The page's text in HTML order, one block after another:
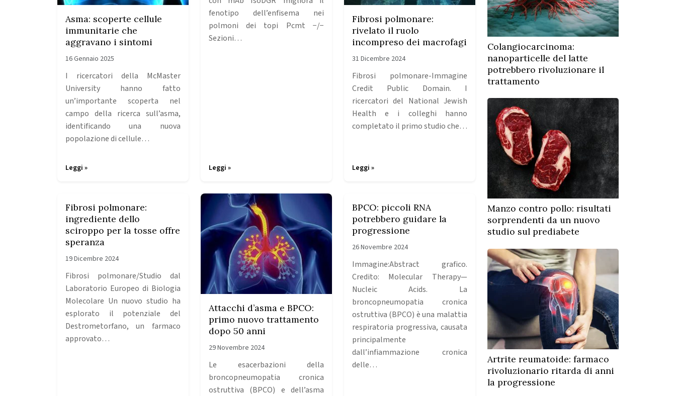
Asma: scoperte cellule
immunitarie che
aggravano i sintomi
16 Gennaio 2025
I ricercatori della McMaster
University hanno fatto
un’importante scoperta nel
campo della ricerca sull’asma,
identificando una nuova
popolazione di cellule…
Leggi »
fenotipo dell’enfisema nei
polmoni dei topi Pcmt −/−
Sezioni…
Leggi »
Fibrosi polmonare:
rivelato il ruolo
incompreso dei macrofagi
31 Dicembre 2024
Fibrosi polmonare-Immagine
Credit Public Domain. I
ricercatori del National Jewish
Health e i colleghi hanno
completato il primo studio che…
Leggi »
Fibrosi polmonare:
ingrediente dello
sciroppo per la tosse offre
speranza
19 Dicembre 2024
Fibrosi polmonare/Studio dal
Laboratorio Europeo di Biologia
Molecolare Un nuovo studio ha
esplorato il potenziale del
Destrometorfano, un farmaco
approvato…
Attacchi d’asma e BPCO:
primo nuovo trattamento
dopo 50 anni
29 Novembre 2024
Le esacerbazioni della
broncopneumopatia cronica
ostruttiva (BPCO) e dell’asma
BPCO: piccoli RNA
potrebbero guidare la
progressione
26 Novembre 2024
Immagine:Abstract grafico.
Credito: Molecular Therapy—
Nucleic Acids. La
broncopneumopatia cronica
ostruttiva (BPCO) è una malattia
respiratoria progressiva, causata
principalmente
dall’infiammazione cronica
delle…
Colangiocarcinoma:
nanoparticelle del latte
potrebbero rivoluzionare il
trattamento
Manzo contro pollo: risultati
sorprendenti da un nuovo
studio sul prediabete
Artrite reumatoide: farmaco
rivoluzionario ritarda di anni
la progressione